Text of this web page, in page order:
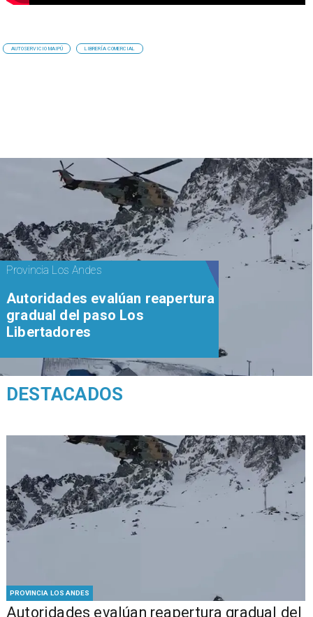
AUTOSERVICIO MAIPÚ LIBRERÍA COMERCIAL
PROVINCIA LOS ANDES
​​Autoridades evalúan reapertura gradual del
Provincia Los Andes
​​Autoridades evalúan reapertura
gradual del paso Los
Libertadores
DESTACADOS